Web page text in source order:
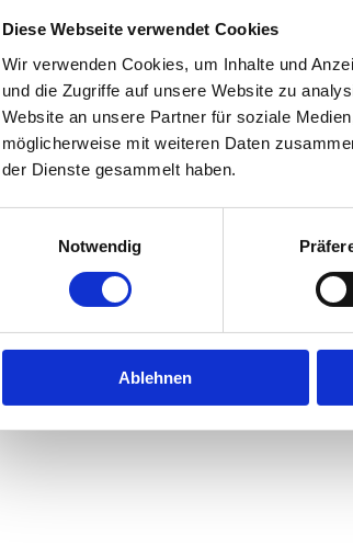
Diese Webseite verwendet Cookies
Wir verwenden Cookies, um Inhalte und
und die Zugriffe auf unsere Website zu
Website an unsere Partner für soziale
möglicherweise mit weiteren Daten
der Dienste gesammelt haben.
Notwendig
Ablehnen
Application error: aclient-side exception has